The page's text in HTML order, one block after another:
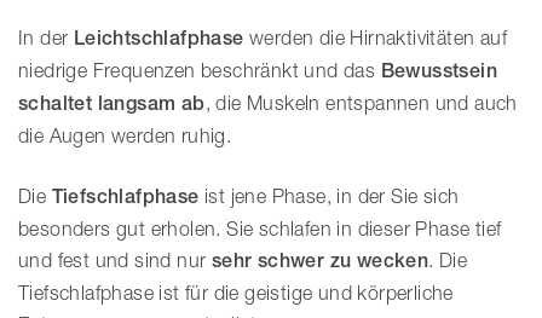
In der Leichtschlafphase werden die Hirnaktivitäten auf
niedrige Frequenzen beschränkt und das Bewusstsein
schaltet langsam ab, die Muskeln entspannen und auch
die Augen werden ruhig.
Die Tiefschlafphase ist jene Phase, in der Sie sich
besonders gut erholen. Sie schlafen in dieser Phase tief
und fest und sind nur sehr schwer zu wecken. Die
Tiefschlafphase ist für die geistige und körperliche